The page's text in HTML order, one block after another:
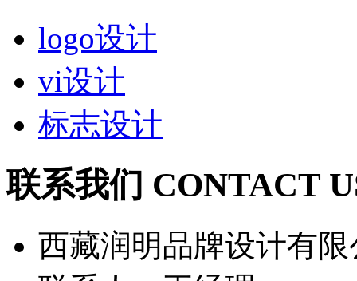
logo设计
vi设计
标志设计
联系我们 CONTACT
西藏润明品牌设计有限